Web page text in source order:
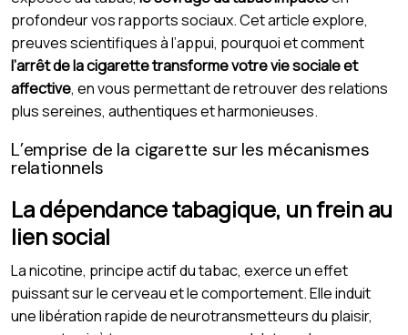
profondeur vos rapports sociaux. Cet article explore,
preuves scientifiques à l’appui, pourquoi et comment
l’arrêt de la cigarette transforme votre vie sociale et
affective, en vous permettant de retrouver des relations
plus sereines, authentiques et harmonieuses.
L’emprise de la cigarette sur les mécanismes
relationnels
La dépendance tabagique, un frein au
lien social
La nicotine, principe actif du tabac, exerce un effet
puissant sur le cerveau et le comportement. Elle induit
une libération rapide de neurotransmetteurs du plaisir,